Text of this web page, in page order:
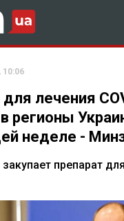
10:06
лечения
в регионы
неделе -
препарат